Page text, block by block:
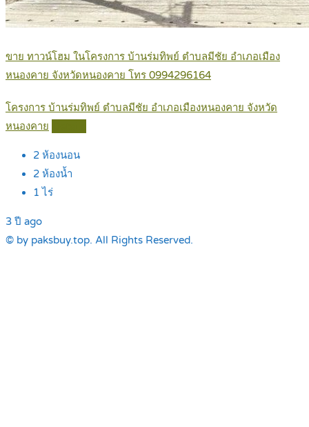
ขาย ทาวน์โฮม ในโครงการ บ้านร่มทิพย์ ตำบลมีชัย อำเภอเมือง
หนองคาย จังหวัดหนองคาย โทร 0994296164
โครงการ บ้านร่มทิพย์ ตำบลมีชัย อำเภอเมืองหนองคาย จังหวัด
หนองคาย
2 ห้องนอน
2 ห้องน้ำ
1 ไร่
3 ปี ago
© by paksbuy.top. All Rights Reserved.